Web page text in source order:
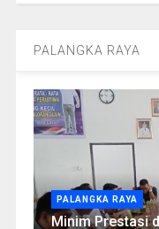
PALANGKA RAYA
PALANGKA RAYA
Minim Prestasi